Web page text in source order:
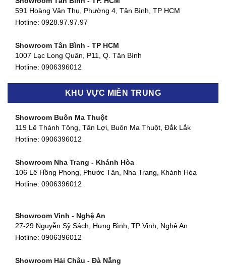
591 Hoàng Văn Thụ, Phường 4, Tân Bình, TP HCM
Hotline: 0928.97.97.97
Showroom Tân Bình - TP HCM
1007 Lạc Long Quân, P11, Q. Tân Bình
Hotline: 0906396012
Showroom Biên Hòa - Đồng Nai
Showroom Thuận An - Bình Dương
Showroom Quận 11 - TP. HCM
Showroom Quận 4 - TP. HCM
127 Khánh Hội, Phường 3, Quận 4,TP. HCM
KHU VỰC MIỀN TRUNG
Showroom Buôn Ma Thuột
119 Lê Thánh Tông, Tân Lợi, Buôn Ma Thuột, Đắk Lắk
Hotline: 0906396012
Showroom Nha Trang - Khánh Hòa
106 Lê Hồng Phong, Phước Tân, Nha Trang, Khánh Hòa
Hotline: 0906396012
Showroom Vinh - Nghệ An
27-29 Nguyễn Sỹ Sách, Hưng Bình, TP Vinh, Nghệ An
Hotline: 0906396012
Showroom Hải Châu - Đà Nẵng